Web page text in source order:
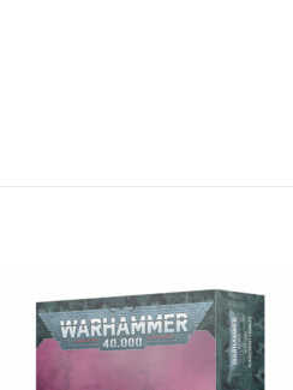
Aggiungi
alla lista
dei
desideri